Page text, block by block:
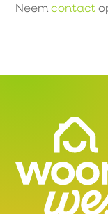
Neem contact